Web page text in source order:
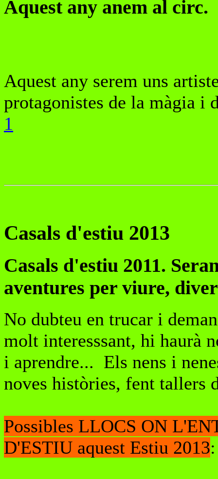
Aquest any anem al circ.
Aquest any serem uns
protagonistes de la màgia i
1
Casals d'estiu 2013
Casals d'estiu 2011.
aventures per viure,
No dubteu en trucar i
molt interesssant, hi haurà
i aprendre... Els nens i
noves històries, fent tallers
Possibles LLOCS ON
D'ESTIU aquest Estiu 2013: